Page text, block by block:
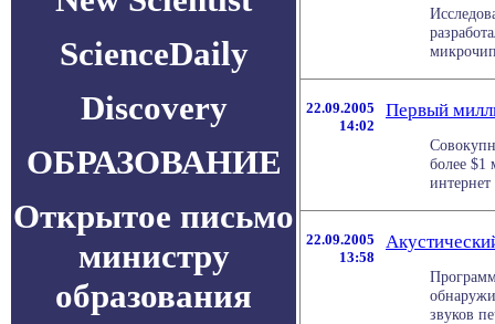
ScienceDaily
Discovery
ОБРАЗОВАНИЕ
Открытое письмо
министру
образования
22.09.2005
14:02
Первый
более $1
22.09.2005
13:58
звуков